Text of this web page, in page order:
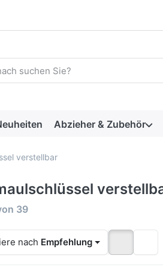
einen Suchbegriff ein. Während Sie
Abzieher & Zubehör
verstellbar
39
nach Empfehlung